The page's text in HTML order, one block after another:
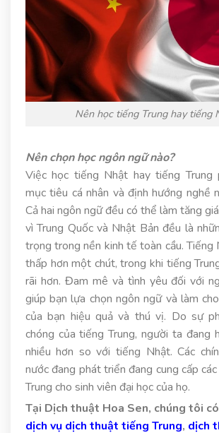
Nên học tiếng Trung hay tiếng
Nên chọn học ngôn ngữ nào?
Việc học tiếng Nhật hay tiếng Trung
mục tiêu cá nhân và định hướng nghề
Cả hai ngôn ngữ đều có thể làm tăng
vì Trung Quốc và Nhật Bản đều là
trọng trong nền kinh tế toàn cầu. Tiếng
thấp hơn một chút, trong khi tiếng
rãi hơn. Đam mê và tình yêu đối với
giúp bạn lựa chọn ngôn ngữ và làm
của bạn hiệu quả và thú vị. Do sự
chóng của tiếng Trung, người ta đang
nhiều hơn so với tiếng Nhật. Các
nước đang phát triển đang cung cấp
Trung cho sinh viên đại học của họ.
Tại Dịch thuật Hoa Sen, chúng tôi
dịch vụ dịch thuật tiếng Trung, dịch